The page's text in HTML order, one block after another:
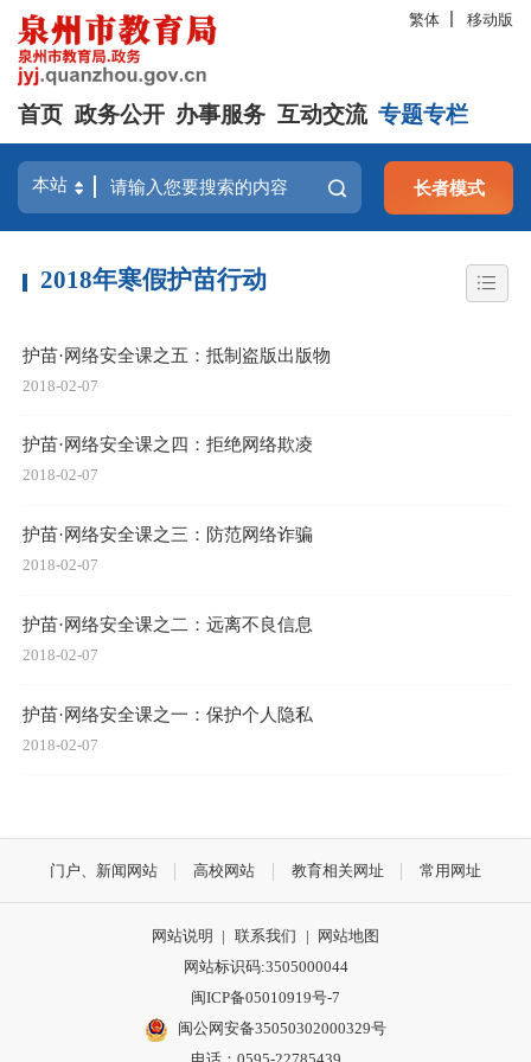
繁体 移动版
首页 政务公开 办事服务 互动交流 专题专栏
长者模式
2018年寒假护苗行动
护苗·网络安全课之五：抵制盗版出版物
2018-02-07
护苗·网络安全课之四：拒绝网络欺凌
2018-02-07
护苗·网络安全课之三：防范网络诈骗
2018-02-07
护苗·网络安全课之二：远离不良信息
2018-02-07
护苗·网络安全课之一：保护个人隐私
2018-02-07
门户、新闻网站 高校网站 教育相关网址 常用网址
网站说明 | 联系我们 |
网站地图
网站标识码:3505000044
闽ICP备05010919号-7
闽公网安备35050302000329号